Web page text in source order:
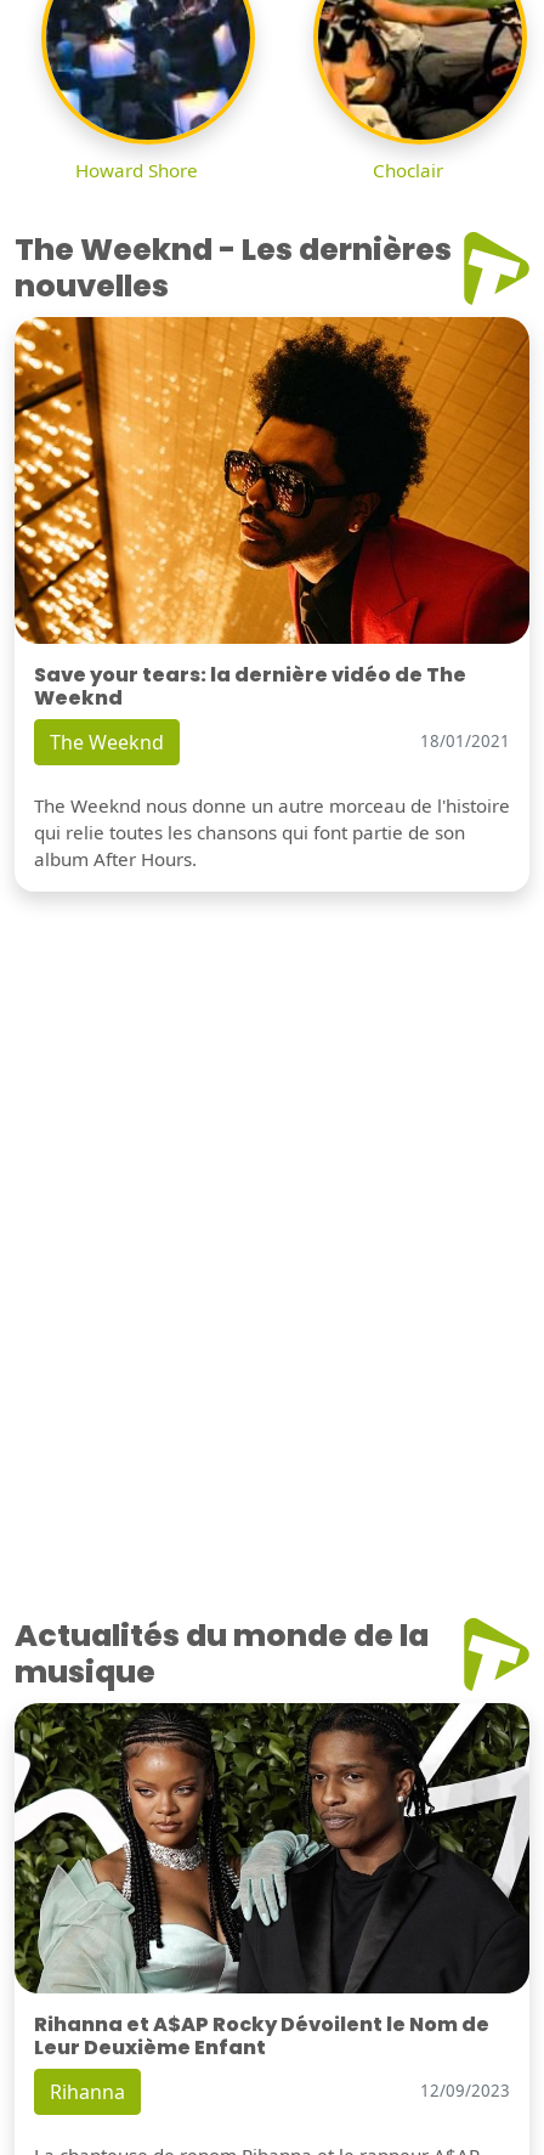
Howard Shore Choclair
The Weeknd - Les dernières
nouvelles
Save your tears: la dernière vidéo de The
Weeknd
The Weeknd 18/01/2021
The Weeknd nous donne un autre morceau de l'histoire
qui relie toutes les chansons qui font partie de son
album After Hours.
Actualités du monde de la
musique
Rihanna et A$AP Rocky Dévoilent le Nom de
Leur Deuxième Enfant
Rihanna 12/09/2023